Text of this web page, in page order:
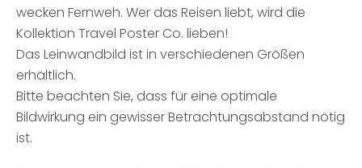
wecken Fernweh. Wer das Reisen liebt, wird die
Kollektion Travel Poster Co. lieben!
Das Leinwandbild ist in verschiedenen Größen
erhältlich.
Bitte beachten Sie, dass für eine optimale
Bildwirkung ein gewisser Betrachtungsabstand nötig
ist.